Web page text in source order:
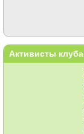
Активисты клуба